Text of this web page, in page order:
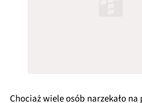
Chociaż wiele osób narzekało